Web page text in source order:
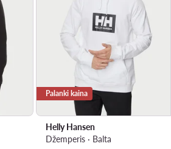
Palanki kaina
Helly Hansen
Džemperis · Balta